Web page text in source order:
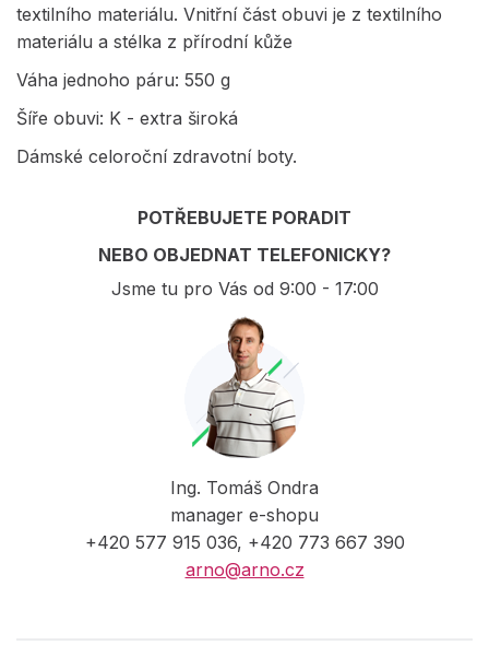
textilního materiálu. Vnitřní část obuvi je z textilního
materiálu a stélka z přírodní kůže
Váha jednoho páru: 550 g
Šíře obuvi: K - extra široká
Dámské celoroční zdravotní boty.
POTŘEBUJETE PORADIT
NEBO OBJEDNAT TELEFONICKY?
Jsme tu pro Vás od 9:00 - 17:00
Ing. Tomáš Ondra
manager e-shopu
+420 577 915 036, +420 773 667 390
arno@arno.cz